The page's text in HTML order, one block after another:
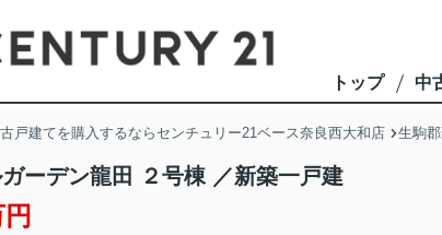
トップ 中
古戸建てを購入するならセンチュリー21ベース奈良西大和店 生駒
ーデン龍田 ２号棟 ／新築一戸建